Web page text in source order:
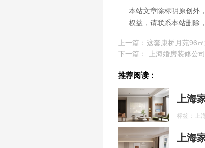
本站文章除标明原创外
权益，请联系本站删除
上一篇： 这套康桥月苑96
下一篇：
上海婚房装修公
推荐阅读：
上海
标签：上
上海